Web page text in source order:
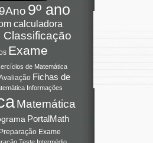
9Ano 9º ano
calculadora
Classificação
Exame
de Matemática
Fichas de
Informações
Matemática
PortalMath
Preparação Exame
Teste Intermédio